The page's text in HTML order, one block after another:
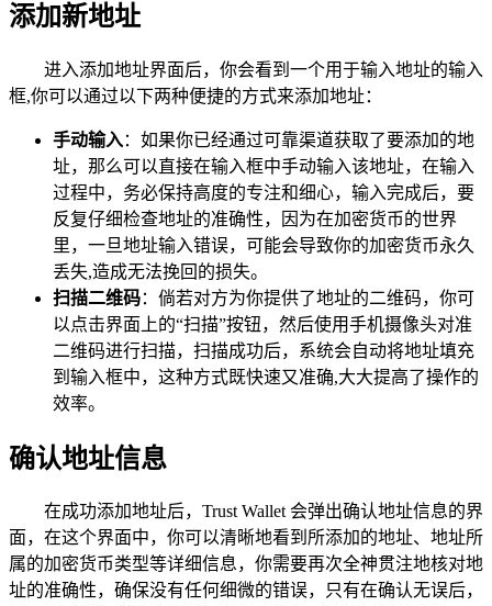
添加新地址
进入添加地址界面后，你会看到一个用于输入地址的输入
框,你可以通过以下两种便捷的方式来添加地址：
手动输入：如果你已经通过可靠渠道获取了要添加的地
址，那么可以直接在输入框中手动输入该地址，在输入
过程中，务必保持高度的专注和细心，输入完成后，要
反复仔细检查地址的准确性，因为在加密货币的世界
里，一旦地址输入错误，可能会导致你的加密货币永久
丢失,造成无法挽回的损失。
扫描二维码：倘若对方为你提供了地址的二维码，你可
以点击界面上的“扫描”按钮，然后使用手机摄像头对准
二维码进行扫描，扫描成功后，系统会自动将地址填充
到输入框中，这种方式既快速又准确,大大提高了操作的
效率。
确认地址信息
在成功添加地址后，Trust Wallet 会弹出确认地址信息的界
面，在这个界面中，你可以清晰地看到所添加的地址、地址所
属的加密货币类型等详细信息，你需要再次全神贯注地核对地
址的准确性，确保没有任何细微的错误，只有在确认无误后，